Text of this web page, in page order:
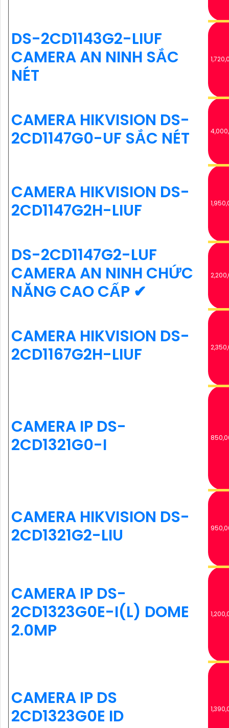
DS-2CD1143G2-LIUF
CAMERA AN NINH SẮC
NÉT
CAMERA HIKVISION DS-
2CD1147G0-UF SẮC NÉT
CAMERA HIKVISION DS-
2CD1147G2H-LIUF
DS-2CD1147G2-LUF
CAMERA AN NINH CHỨC
NĂNG CAO CẤP ✔
CAMERA HIKVISION DS-
2CD1167G2H-LIUF
CAMERA IP DS-
2CD1321G0-I
CAMERA HIKVISION DS-
2CD1321G2-LIU
CAMERA IP DS-
2CD1323G0E-I(L) DOME
2.0MP
CAMERA IP DS
2CD1323G0E ID